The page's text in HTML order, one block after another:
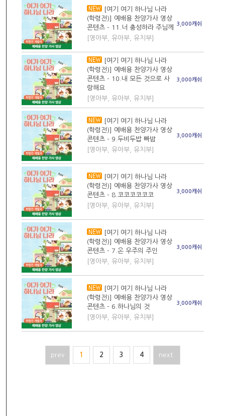
[여기 여기 하나님 나라
(학령전)] 예배용 찬양가사 영상
콘텐츠 - 11.너 충성하라 주님께
[영아부, 유아부, 유치부]
3,000캐쉬
[여기 여기 하나님 나라
(학령전)] 예배용 찬양가사 영상
콘텐츠 - 10.내 모든 것으로 사
랑해요
[영아부, 유아부, 유치부]
3,000캐쉬
[여기 여기 하나님 나라
(학령전)] 예배용 찬양가사 영상
콘텐츠 - 9.두비두밥 빠밤
[영아부, 유아부, 유치부]
3,000캐쉬
[여기 여기 하나님 나라
(학령전)] 예배용 찬양가사 영상
콘텐츠 - 8.코코코코코코
[영아부, 유아부, 유치부]
3,000캐쉬
[여기 여기 하나님 나라
(학령전)] 예배용 찬양가사 영상
콘텐츠 - 7.온 우주의 주인
[영아부, 유아부, 유치부]
3,000캐쉬
[여기 여기 하나님 나라
(학령전)] 예배용 찬양가사 영상
콘텐츠 - 6.하나님의 것
[영아부, 유아부, 유치부]
3,000캐쉬
prev 1 2 3 4 next